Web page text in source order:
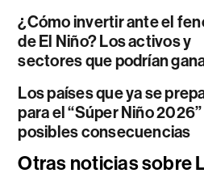
¿Cómo invertir ante el
de El Niño? Los activos y
sectores que podrían
Los países que ya se
para el “Súper Niño
posibles consecuencias
Otras noticias sobre